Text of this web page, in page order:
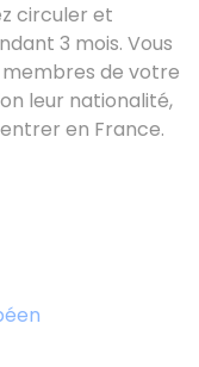
circuler et
3 mois. Vous
de votre
leur nationalité,
en France.